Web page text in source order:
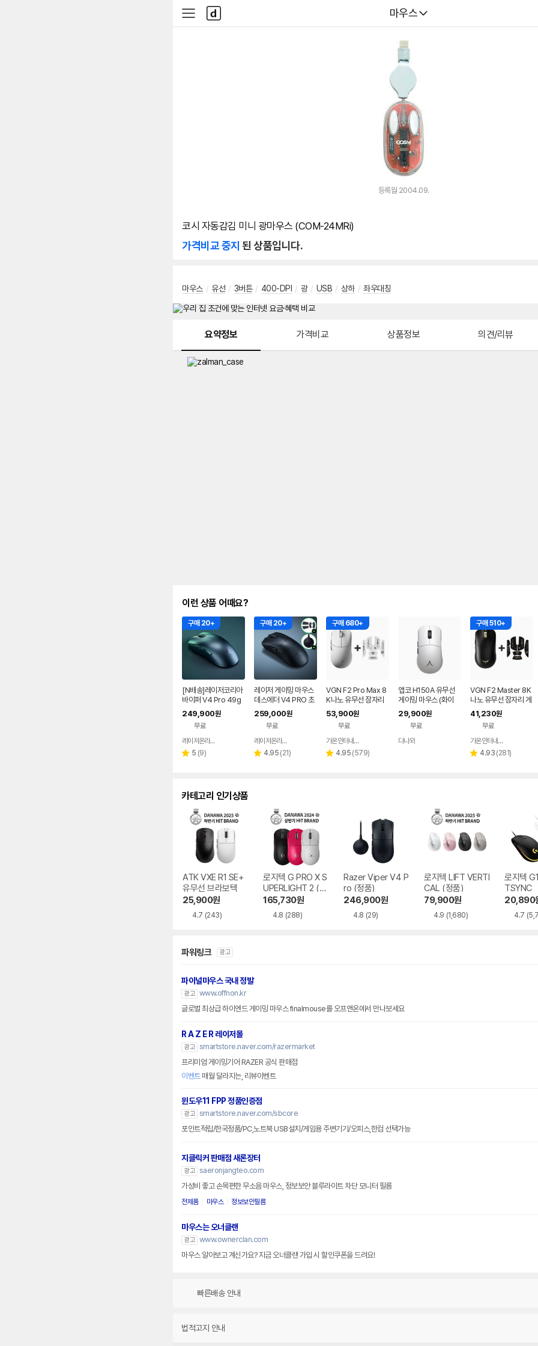
다나와
마우스
사
이
다
나
와
등록월 2004.09.
코시 자동감김 미니 광마우스 (COM-24MRi)
가격비교 중지 된 상품입니다.
마우스 / 유선 / 3버튼 / 400-DPI / 광 / USB / 상하 / 좌우대칭
요약정보 가격비교 상품정보 의견/리뷰
이런 상품 어때요?
구매 20+
[N배송]레이저코리아
바이퍼 V4 Pro 49g
초경량 무선 게이밍 마
우스 바브사 [오늘주문
내일도착]
249,900원
무료
레이저온라인스토어
별 5 리
(9)
구매 20+
레이저 게이밍 마우스
데스에더 V4 PRO 초
경량 FPS 프로 무선 마
우스
259,000원
무료
레이저온라인스토어
별 4.95 리
(21)
구매 680+
VGN F2 Pro Max 8
K나노 유무선 잠자리
게이밍 마우스 화이트
53,900원
무료
페이
가온인터내셔날
별 4.95 리
(579)
앱코 H150A 유무선
게이밍 마우스 (화이
트)
29,900원
무료
다나와
구매 510+
VGN F2 Master 8K
나노 유무선 잠자리 게
이밍 마우스+그립테이
프 블랙
41,230원
무료
페이
가온인터내셔날
별 4.93 리
(281)
카테고리 인기상품
ATK VXE R1 SE+
유무선 브라보텍
25,900원
4.7 (243)
로지텍 G PRO X S
UPERLIGHT 2 (정
품)
165,730원
4.8 (288)
Razer Viper V4 P
ro (정품)
246,900원
4.8 (29)
로지텍 LIFT VERTI
CAL (정품)
79,900원
4.9 (1,680)
로지텍
TSYNC
20,890
4.7
파워링크 광고
파이널마우스 국내 정발
광고 www.offnon.kr
글로벌 최상급 하이엔드 게이밍 마우스 finalmouse를 오프앤온에서 만나보세요
R A Z E R 레이저몰
광고 smartstore.naver.com/razermarket
프리미엄 게이밍기어 RAZER 공식 판매점
이벤트매월 달라지는, 리뷰이벤트
윈도우11 FPP 정품인증점
광고 smartstore.naver.com/sbcore
포인트적립/한국정품/PC,노트북 USB설치/게임용 주변기기/오피스,한컴 선택가능
지클릭커 판매점 새론장터
광고 saeronjangteo.com
가성비 좋고 손목편한 무소음 마우스, 정보보안 블루라이트 차단 모니터 필름
전제품 마우스 정보보안필름
마우스는 오너클랜
광고 www.ownerclan.com
마우스 알아보고 계신가요? 지금 오너클랜 가입 시 할인쿠폰을 드려요!
빠른배송 안내
법적고지 안내